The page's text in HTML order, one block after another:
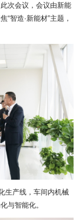
次会议，会议由新能
智造·新能材”主题，
生产线，车间内机械
与智能化。